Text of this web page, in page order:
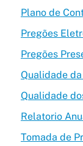
Plano de
Pregões
Pregões
Qualidade
Qualidade
Relatorio
Tomada de